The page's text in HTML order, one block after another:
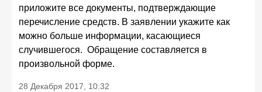
приложите все документы, подтверждающие
перечисление средств. В заявлении укажите как
можно больше информации, касающиеся
случившегося. Обращение составляется в
произвольной форме.
28 Декабря 2017, 10:32